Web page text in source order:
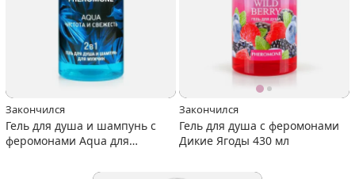
Закончился
Гель для душа и шампунь с
феромонами Aqua для
Закончился
Гель для душа с феромонами
Дикие Ягоды 430 мл